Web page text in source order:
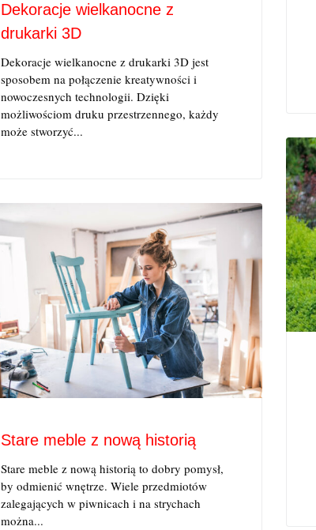
Dekoracje wielkanocne z
drukarki 3D
Dekoracje wielkanocne z drukarki 3D jest
sposobem na połączenie kreatywności i
nowoczesnych technologii. Dzięki
możliwościom druku przestrzennego, każdy
może stworzyć...
Stare meble z nową historią
Stare meble z nową historią to dobry pomysł,
by odmienić wnętrze. Wiele przedmiotów
zalegających w piwnicach i na strychach
można...